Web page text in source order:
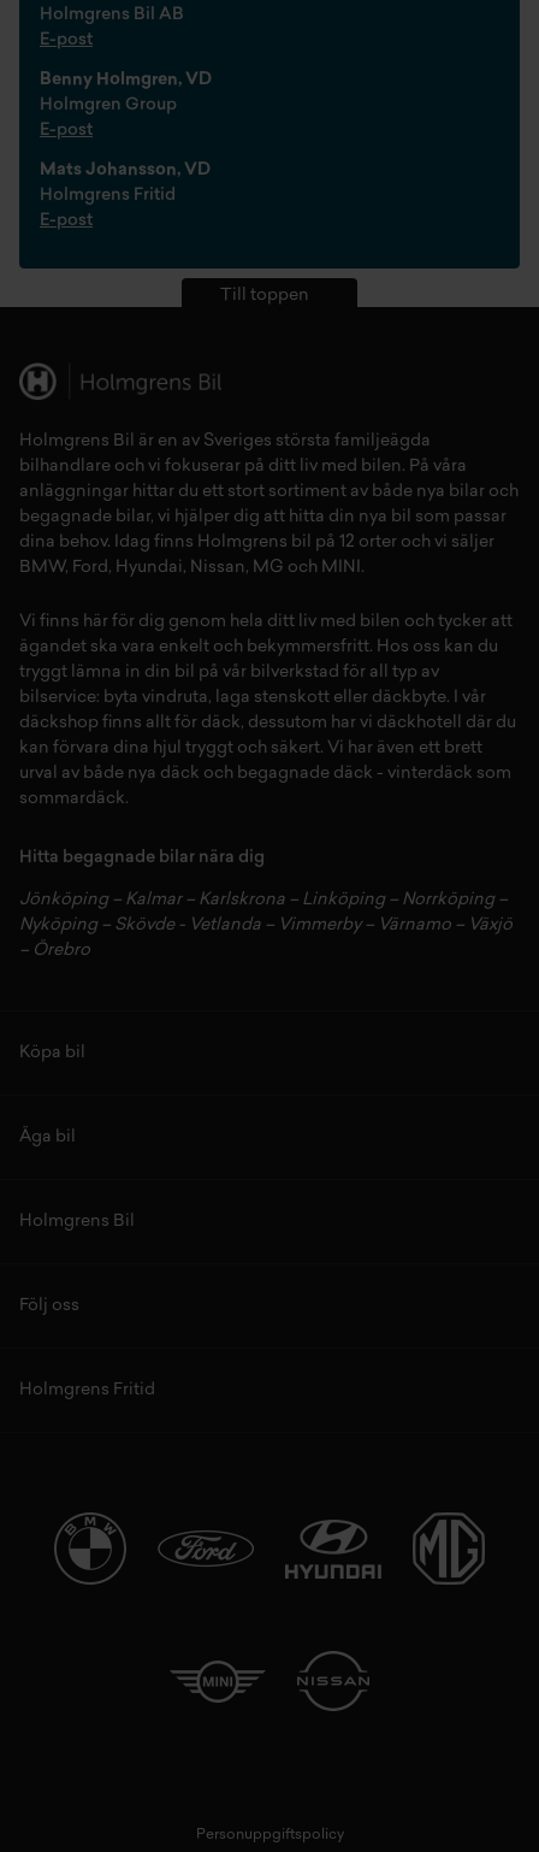
Holmgrens Bil AB
E-post
Benny Holmgren, VD
Holmgren Group
E-post
Mats Johansson, VD
Holmgrens Fritid
E-post
Till toppen
Holmgrens Bil är en av Sveriges största familjeägda
bilhandlare och vi fokuserar på ditt liv med bilen. På våra
anläggningar hittar du ett stort sortiment av både nya bilar och
begagnade bilar, vi hjälper dig att hitta din nya bil som passar
dina behov. Idag finns Holmgrens bil på 12 orter och vi säljer
BMW, Ford, Hyundai, Nissan , MG och MINI.
Vi finns här för dig genom hela ditt liv med bilen och tycker att
ägandet ska vara enkelt och bekymmersfritt. Hos oss kan du
tryggt lämna in din bil på vår bilverkstad för all typ av
bilservice: byta vindruta, laga stenskott eller däckbyte. I vår
däckshop finns allt för däck, dessutom har vi däckhotell där du
kan förvara dina hjul tryggt och säkert. Vi har även ett brett
urval av både nya däck och begagnade däck - vinterdäck som
sommardäck.
Hitta begagnade bilar nära dig
Jönköping– Kalmar – Karlskrona – Linköping– Norrköping–
Nyköping– Skövde- Vetlanda – Vimmerby– Värnamo – Växjö
– Örebro
Köpa bil
Äga bil
Holmgrens Bil
Följ oss
Holmgrens Fritid
Personuppgiftspolicy